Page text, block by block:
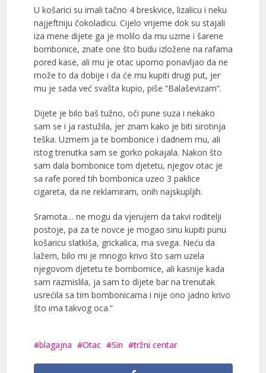
U košarici su imali tačno 4 breskvice, lizalicu i neku
najjeftniju čokoladicu. Cijelo vrijeme dok su stajali
iza mene dijete ga je molilo da mu uzme i šarene
bombonice, znate one što budu izložene na rafama
pored kase, ali mu je otac uporno ponavljao da ne
može to da dobije i da će mu kupiti drugi put, jer
mu je sada već svašta kupio, piše “Balaševizam“.
Dijete je bilo baš tužno, oči pune suza i nekako
sam se i ja rastužila, jer znam kako je biti sirotinja
teška. Uzmem ja te bombonice i dadnem mu, ali
istog trenutka sam se gorko pokajala. Nakon što
sam dala bombonice tom djetetu, njegov otac je
sa rafe pored tih bombonica uzeo 3 paklice
cigareta, da ne reklamiram, onih najskupljih.
Sramota… ne mogu da vjerujem da takvi roditelji
postoje, pa za te novce je mogao sinu kupiti punu
košaricu slatkiša, grickalica, ma svega. Neću da
lažem, bilo mi je mnogo krivo što sam uzela
njegovom djetetu te bombomice, ali kasnije kada
sam razmislila, ja sam to dijete bar na trenutak
usrećila sa tim bombonicama i nije ono jadno krivo
što ima takvog oca.”
blagajna Otac Sin tržni centar